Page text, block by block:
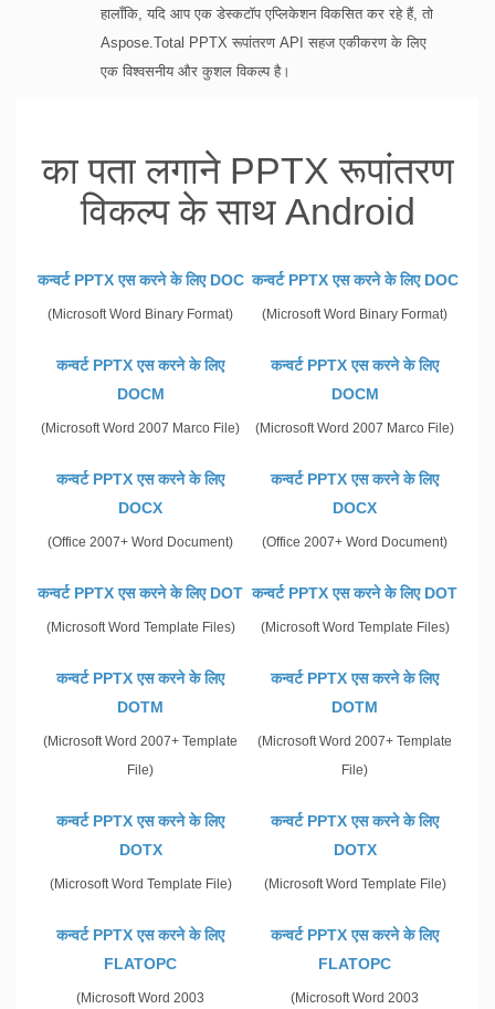
हालाँकि, यदि आप एक डेस्कटॉप एप्लिकेशन विकसित कर रहे हैं, तो
Aspose.Total PPTX रूपांतरण API सहज एकीकरण के लिए
एक विश्वसनीय और कुशल विकल्प है।
का पता लगाने PPTX रूपांतरण
विकल्प के साथ Android
कन्वर्ट PPTX एस करने के लिए DOC
(Microsoft Word Binary Format)
कन्वर्ट PPTX एस करने के लिए DOC
(Microsoft Word Binary Format)
कन्वर्ट PPTX एस करने के लिए
DOCM
(Microsoft Word 2007 Marco File)
कन्वर्ट PPTX एस करने के लिए
DOCM
(Microsoft Word 2007 Marco File)
कन्वर्ट PPTX एस करने के लिए
DOCX
(Office 2007+ Word Document)
कन्वर्ट PPTX एस करने के लिए
DOCX
(Office 2007+ Word Document)
कन्वर्ट PPTX एस करने के लिए DOT
(Microsoft Word Template Files)
कन्वर्ट PPTX एस करने के लिए DOT
(Microsoft Word Template Files)
कन्वर्ट PPTX एस करने के लिए
DOTM
(Microsoft Word 2007+ Template
File)
कन्वर्ट PPTX एस करने के लिए
DOTM
(Microsoft Word 2007+ Template
File)
कन्वर्ट PPTX एस करने के लिए
DOTX
(Microsoft Word Template File)
कन्वर्ट PPTX एस करने के लिए
DOTX
(Microsoft Word Template File)
कन्वर्ट PPTX एस करने के लिए
FLATOPC
(Microsoft Word 2003
कन्वर्ट PPTX एस करने के लिए
FLATOPC
(Microsoft Word 2003